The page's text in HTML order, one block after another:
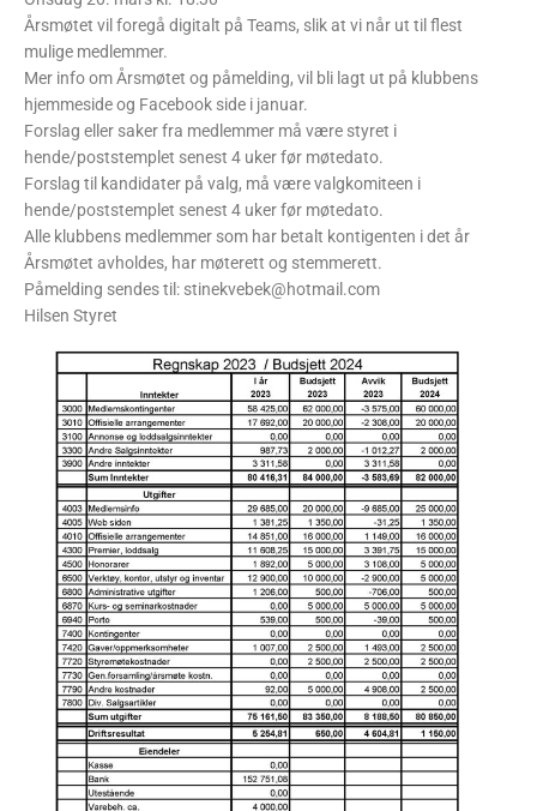
Årsmøtet vil foregå digitalt på Teams, slik at vi når ut til flest
mulige medlemmer.
Mer info om Årsmøtet og påmelding, vil bli lagt ut på klubbens
hjemmeside og Facebook side i januar.
Forslag eller saker fra medlemmer må være styret i
hende/poststemplet senest 4 uker før møtedato.
Forslag til kandidater på valg, må være valgkomiteen i
hende/poststemplet senest 4 uker før møtedato.
Alle klubbens medlemmer som har betalt kontigenten i det år
Årsmøtet avholdes, har møterett og stemmerett.
Påmelding sendes til: stinekvebek@hotmail.com
Hilsen Styret